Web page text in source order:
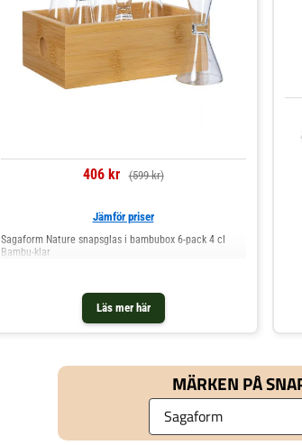
406 kr (599 kr)
Läs mer här
Jämför priser
Sagaform Nature snapsglas i bambubox 6-pack 4 cl
Bambu-klar
MÄRKEN PÅ